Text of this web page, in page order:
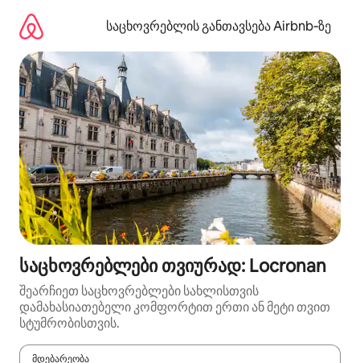
გადასვლა
საცხოვრებლის განთავსება Airbnb‑ზე
საცხოვრებლები თვიურად: Locronan
შეარჩიეთ საცხოვრებლები სახლისთვის
დამახასიათებელი კომფორტით ერთი ან მეტი თვით
სტუმრობისთვის.
მდებარეობა